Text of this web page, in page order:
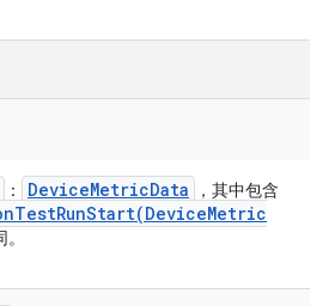
： DeviceMetricData
，其中包含
DeviceMetric